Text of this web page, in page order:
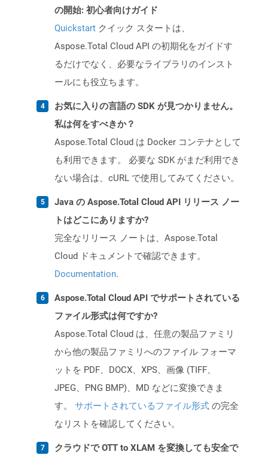
の開始: 初心者向けガイド
Quickstart クイック スタートは、
Aspose.Total Cloud API の初期化をガイドす
るだけでなく、必要なライブラリのインスト
ールにも役立ちます。
お気に入りの言語の SDK が見つかりません。
私は何をすべきか？
Aspose.Total Cloud は Docker コンテナとして
も利用できます。 必要な SDK がまだ利用でき
ない場合は、cURL で使用してみてください。
Java の Aspose.Total Cloud API リリース ノー
トはどこにありますか?
完全なリリース ノートは、Aspose.Total
Cloud ドキュメントで確認できます。
Documentation.
Aspose.Total Cloud API でサポートされている
ファイル形式は何ですか?
Aspose.Total Cloud は、任意の製品ファミリ
から他の製品ファミリへのファイル フォーマ
ットを PDF、DOCX、XPS、画像 (TIFF、
JPEG、PNG BMP)、MD などに変換できま
す。 サポートされているファイル形式 の完全
なリストを確認してください。
クラウドで OTT to XLAM を変換しても安全で